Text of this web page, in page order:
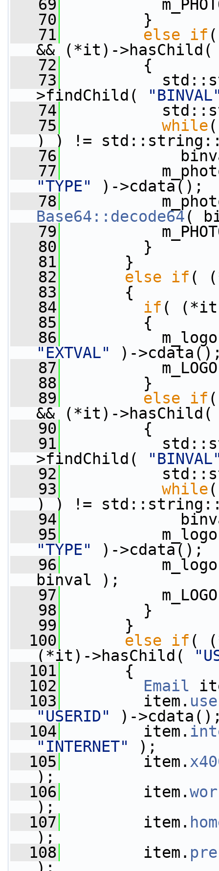
   69
   70
}
   71
else if
&& (*it)-
   72
{
   73
>findChild(
   74
   75
while
) ) !=
   76
   77
"TYPE"
)->cdata();
   78
Base64::decode64(
   79
   80
}
   81
}
   82
else if (
   83
{
   84
if (
   85
{
   86
"EXTVAL"
)-
   87
   88
}
   89
else if
&& (*it)-
   90
{
   91
>findChild(
   92
   93
while
) ) !=
   94
   95
"TYPE"
)->cdata();
   96
binval );
   97
   98
}
   99
}
  100
else if (
(*it)->hasChild(
  101
{
  102
Email
  103
item.
"USERID"
)-
  104
item.
"INTERNET"
);
  105
item.
);
  106
item.
);
  107
item.
);
  108
item.